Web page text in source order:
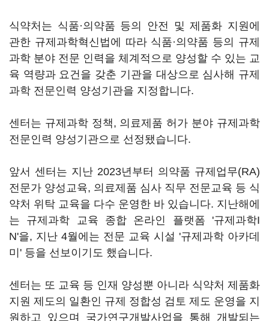
식약처는 식품·의약품 등의 안전 및 제품화 지원에
관한 규제과학혁신법에 따라 식품·의약품 등의 규제
과학 분야 전문 인력을 체계적으로 양성할 수 있는 교
육 역량과 요건을 갖춘 기관을 대상으로 심사해 규제
과학 전문인력 양성기관을 지정합니다.
센터는 규제과학 정책, 의료제품 허가 분야 규제과학
전문인력 양성기관으로 선정됐습니다.
앞서 센터는 지난 2023년부터 의약품 규제업무(RA)
전문가 양성교육, 의료제품 심사 직무 전문교육 등 식
약처 위탁 교육을 다수 운영한 바 있습니다. 지난해에
는 규제과학 교육 종합 온라인 플랫폼 '규제과학I
N'을, 지난 4월에는 전문 교육 시설 '규제과학 아카데
미' 등을 선보이기도 했습니다.
센터는 또 교육 등 인재 양성뿐 아니라 식약처 제품화
지원 제도의 일환인 규제 정합성 검토 제도 운영을 지
원하고 있으며 국가연구개발사업을 통해 개발되는